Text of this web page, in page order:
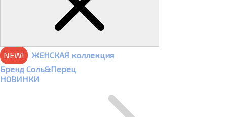
NEW!
ЖЕНСКАЯ коллекция
Бренд Соль&Перец
НОВИНКИ